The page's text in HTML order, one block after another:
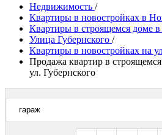
Недвижимость /
Квартиры в новостройках в
Квартиры в строящемся доме в
Улица Губернского /
Квартиры в новостройках на
Продажа квартир в
ул. Губернского